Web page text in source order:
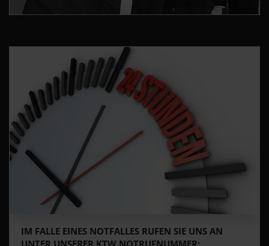
IM FALLE EINES NOTFALLES RUFEN SIE UNS AN